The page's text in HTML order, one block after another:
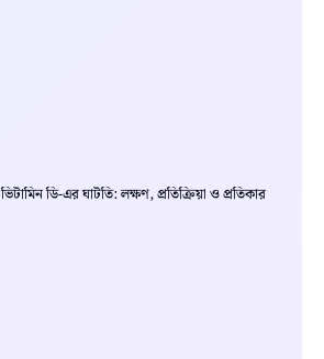
ভিটামিন ডি-এর ঘাটতি: লক্ষণ, প্রতিক্রিয়া ও প্রতিকার